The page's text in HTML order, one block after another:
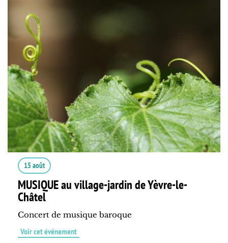
15 août
MUSIQUE au village-jardin de Yèvre-le-
Châtel
Concert de musique baroque
Voir cet événement